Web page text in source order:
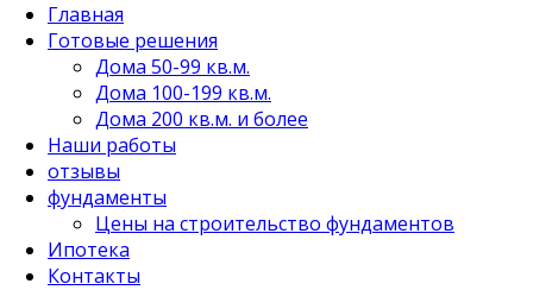
Главная
Готовые решения
Дома 50-99 кв.м.
Дома 100-199 кв.м.
Дома 200 кв.м. и более
Наши работы
отзывы
фундаменты
Цены на строительство фундаментов
Ипотека
Контакты